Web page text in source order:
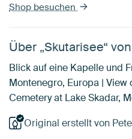
Shop besuchen
Über „Skutarisee“
Blick auf eine Kapelle und
Montenegro, Europa | View
Cemetery at Lake Skadar,
Original erstellt von